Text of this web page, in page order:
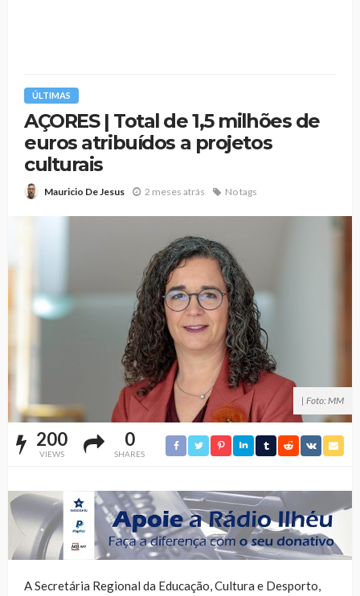
ÚLTIMAS
AÇORES | Total de 1,5 milhões de
euros atribuídos a projetos
culturais
Mauricio De Jesus 2 meses atrás No tags
| Foto: MM
200
VIEWS
0
SHARES
A Secretária Regional da Educação, Cultura e Desporto,